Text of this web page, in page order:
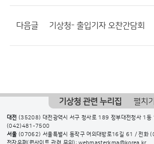
다음글 기상청- 출입기자 오찬간담회
기상청 관련 누리집 펼치기
대전 (35208) 대전광역시 서구 청사로 189 정부대전청사 1
(042)481-7500
서울 (07062) 서울특별시 동작구 여의대방로16길 61 / 전화